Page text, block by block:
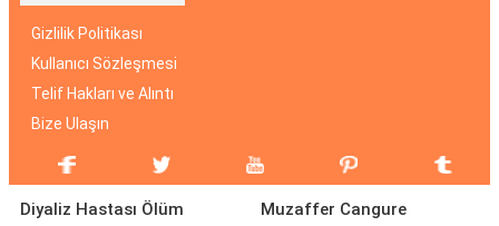
Gizlilik Politikası
Kullanıcı Sözleşmesi
Telif Hakları ve Alıntı
Bize Ulaşın
Diyaliz Hastası Ölüm
Muzaffer Cangure